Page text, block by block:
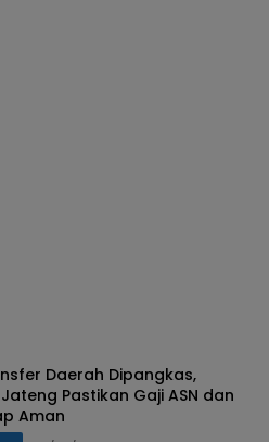
Daerah Dipangkas,
Pastikan Gaji ASN dan
Aman